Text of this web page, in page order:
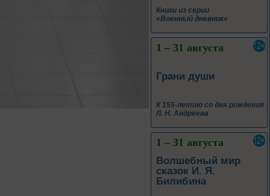
Книги из серии
«Военный дневник»
1 – 31 августа
Грани души
К 155-летию со дня рождения
Л. Н. Андреева
1 – 31 августа
Волшебный мир
сказок И. Я.
Билибина